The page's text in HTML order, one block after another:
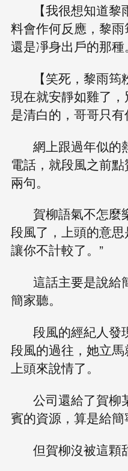
【我很想知道
料會作何反應，黎
還是凈身出戶的那種
【笑死，黎雨
現在就安靜如雞了
是清白的，哥哥只有
網上跟過年似的
電話，就段風之前
兩句。
賀柳語氣不怎麼
段風了，上頭的意
讓你不計較了。”
這話主要是說給
簡家聽。
段風的經紀人發
段風的過往，她立
上頭來說情了。
公司還給了賀柳
賓的資源，算是給簡
但賀柳沒被這顆